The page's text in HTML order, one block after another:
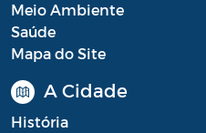
Meio Ambiente
Saúde
Mapa do Site
A Cidade
História